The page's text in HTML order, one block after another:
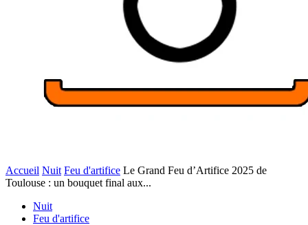
Accueil Nuit Feu d'artifice Le Grand Feu d’Artifice 2025 de
Toulouse : un bouquet final aux...
Nuit
Feu d'artifice